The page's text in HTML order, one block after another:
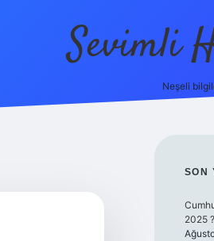
Sevimli
Neşeli
SON
2025 ?